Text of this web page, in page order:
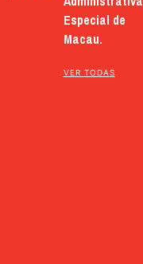
Especial de
Macau.
VER TODAS